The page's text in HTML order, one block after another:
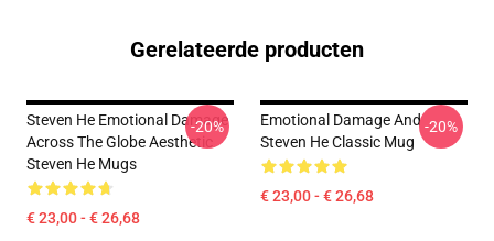
Gerelateerde producten
Steven He Emotional Damage
Across The Globe Aesthetic
Steven He Mugs
€ 23,00 - € 26,68
-20%
Emotional Damage And
Steven He Classic Mug
€ 23,00 - € 26,68
-20%